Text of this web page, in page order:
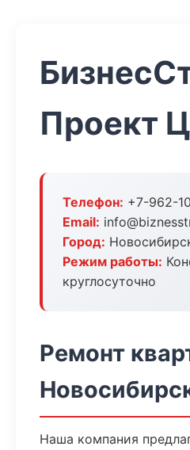
Проект
Телефон: +7-962-
Email:
Город:
Режим работы:
круглосуточно
Ремонт
Наша компания